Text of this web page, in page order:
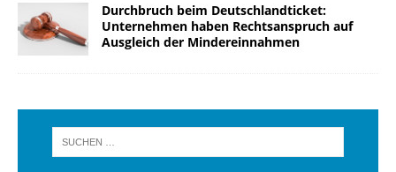
Durchbruch beim Deutschlandticket:
Unternehmen haben Rechtsanspruch auf
Ausgleich der Mindereinnahmen